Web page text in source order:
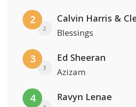
2
2 Blessings
3
3
Ed Sheeran
Azizam
4 Ravyn Lenae